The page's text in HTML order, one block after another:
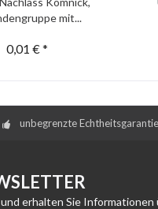
mit...
0,01 € *
unbegrenzte Echtheitsgarantie
erhalten Sie Informationen